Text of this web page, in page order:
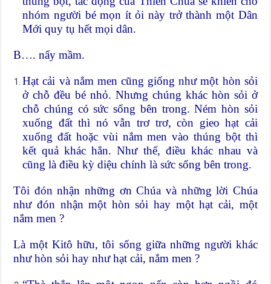
nhóm người bé mọn ít ỏi này trở thành một Dân
Mới quy tụ hết mọi dân.
B…. nẩy mầm.
Hạt cải và nắm men cũng giống như một hòn sỏi
ở chỗ đều bé nhỏ. Nhưng chúng khác hòn sỏi ở
chỗ chúng có sức sống bên trong. Ném hòn sỏi
xuống đất thì nó vẫn trơ trơ, còn gieo hạt cải
xuống đất hoặc vùi nắm men vào thúng bột thì
kết quả khác hẳn. Như thế, điều khác nhau và
cũng là điều kỳ diệu chính là sức sống bên trong.
Tôi đón nhận những ơn Chúa và những lời Chúa
như đón nhận một hòn sỏi hay một hạt cải, một
nắm men ?
Là một Kitô hữu, tôi sống giữa những người khác
như hòn sỏi hay như hạt cải, nắm men ?